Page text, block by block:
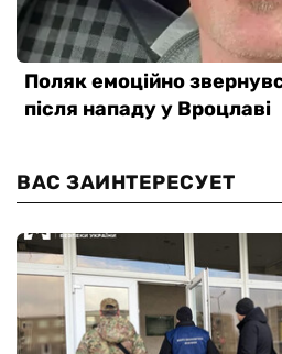
ВАС ЗАИНТЕРЕСУЕТ